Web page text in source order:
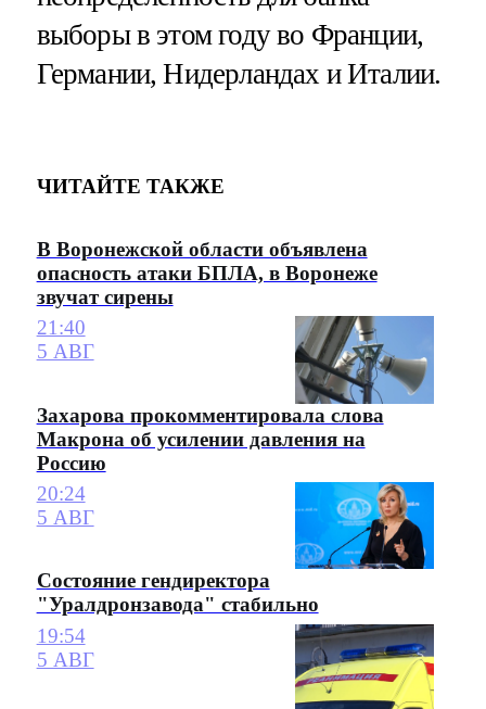
выборы в этом году во Франции,
Германии, Нидерландах и Италии.
ЧИТАЙТЕ ТАКЖЕ
В Воронежской области объявлена
опасность атаки БПЛА, в Воронеже
звучат сирены
21:40
5 АВГ
Захарова прокомментировала слова
Макрона об усилении давления на
Россию
20:24
5 АВГ
Состояние гендиректора
"Уралдронзавода" стабильно
19:54
5 АВГ